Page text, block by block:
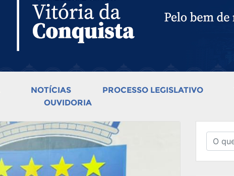
NOTÍCIAS PROCESSO LEGISLATIVO
OUVIDORIA